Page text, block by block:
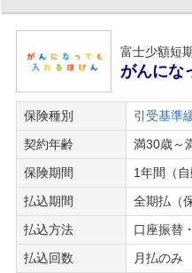
富士少額短
がんにな
保険種別
引受基準
契約年齢
満30歳～
保険期間
1年間（自
払込期間
全期払（
払込方法
口座振替
払込回数
月払のみ